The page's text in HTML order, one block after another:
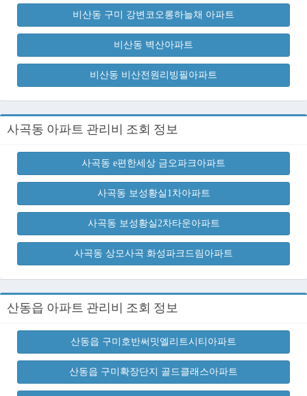
비산동 구미 강변코오롱하늘채 아파트
비산동 벽산아파트
비산동 비산전원리빙필아파트
사곡동 아파트 관리비 조회 정보
사곡동 e편한세상 금오파크아파트
사곡동 보성황실1차아파트
사곡동 보성황실2차타운아파트
사곡동 상모사곡 화성파크드림아파트
산동읍 아파트 관리비 조회 정보
산동읍 구미호반써밋엘리트시티아파트
산동읍 구미확장단지 골드클래스아파트